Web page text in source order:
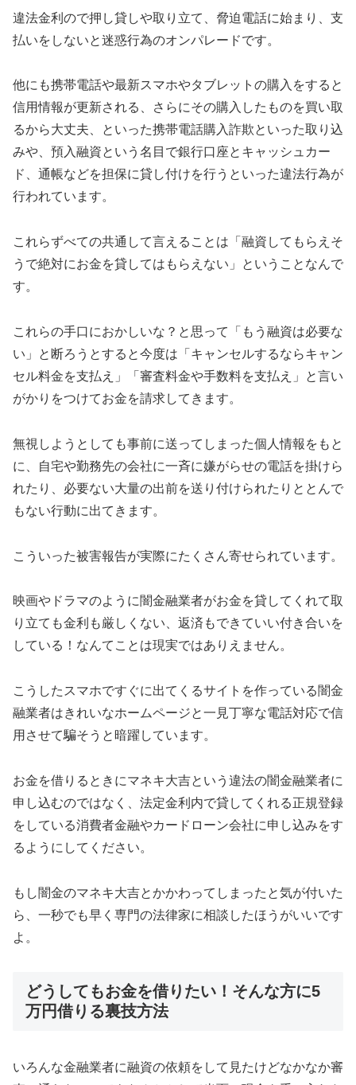
違法金利ので押し貸しや取り立て、脅迫電話に始まり、支
払いをしないと迷惑行為のオンパレードです。
他にも携帯電話や最新スマホやタブレットの購入をすると
信用情報が更新される、さらにその購入したものを買い取
るから大丈夫、といった携帯電話購入詐欺といった取り込
みや、預入融資という名目で銀行口座とキャッシュカー
ド、通帳などを担保に貸し付けを行うといった違法行為が
行われています。
これらずべての共通して言えることは「融資してもらえそ
うで絶対にお金を貸してはもらえない」ということなんで
す。
これらの手口におかしいな？と思って「もう融資は必要な
い」と断ろうとすると今度は「キャンセルするならキャン
セル料金を支払え」「審査料金や手数料を支払え」と言い
がかりをつけてお金を請求してきます。
無視しようとしても事前に送ってしまった個人情報をもと
に、自宅や勤務先の会社に一斉に嫌がらせの電話を掛けら
れたり、必要ない大量の出前を送り付けられたりととんで
もない行動に出てきます。
こういった被害報告が実際にたくさん寄せられています。
映画やドラマのように闇金融業者がお金を貸してくれて取
り立ても金利も厳しくない、返済もできていい付き合いを
している！なんてことは現実ではありえません。
こうしたスマホですぐに出てくるサイトを作っている闇金
融業者はきれいなホームページと一見丁寧な電話対応で信
用させて騙そうと暗躍しています。
お金を借りるときにマネキ大吉 という違法の闇金融業者に
申し込むのではなく、法定金利内で貸してくれる正規登録
をしている消費者金融やカードローン会社に申し込みをす
るようにしてください。
もし闇金のマネキ大吉 とかかわってしまったと気が付いた
ら、一秒でも早く専門の法律家に相談したほうがいいです
よ。
どうしてもお金を借りたい！そんな方に5
万円借りる裏技方法
いろんな金融業者に融資の依頼をして見たけどなかなか審